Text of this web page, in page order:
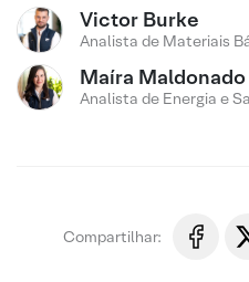
Victor Burke
Analista de Materiais
Maíra Maldonado
Analista de Energia e
Compartilhar: